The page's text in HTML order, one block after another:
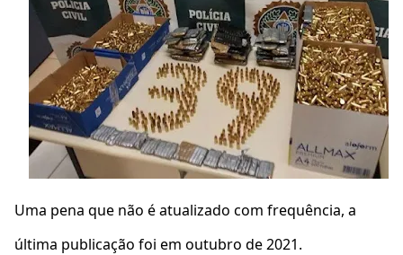
Uma pena que não é atualizado com frequência, a
última publicação foi em outubro de 2021.